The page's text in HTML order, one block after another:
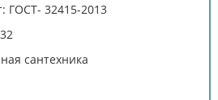
ГОСТ- 32415-2013
сантехника